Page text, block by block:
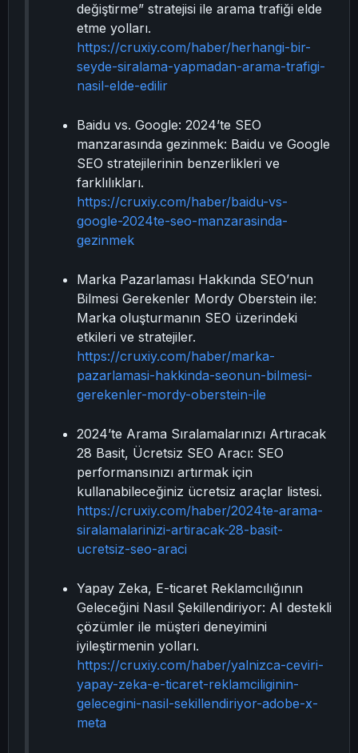
değiştirme” stratejisi ile arama trafiği elde
etme yolları.
https://cruxiy.com/haber/herhangi-bir-
seyde-siralama-yapmadan-arama-trafigi-
nasil-elde-edilir
Baidu vs. Google: 2024’te SEO
manzarasında gezinmek: Baidu ve Google
SEO stratejilerinin benzerlikleri ve
farklılıkları.
https://cruxiy.com/haber/baidu-vs-
google-2024te-seo-manzarasinda-
gezinmek
Marka Pazarlaması Hakkında SEO’nun
Bilmesi Gerekenler Mordy Oberstein ile:
Marka oluşturmanın SEO üzerindeki
etkileri ve stratejiler.
https://cruxiy.com/haber/marka-
pazarlamasi-hakkinda-seonun-bilmesi-
gerekenler-mordy-oberstein-ile
2024’te Arama Sıralamalarınızı Artıracak
28 Basit, Ücretsiz SEO Aracı: SEO
performansınızı artırmak için
kullanabileceğiniz ücretsiz araçlar listesi.
https://cruxiy.com/haber/2024te-arama-
siralamalarinizi-artiracak-28-basit-
ucretsiz-seo-araci
Yapay Zeka, E-ticaret Reklamcılığının
Geleceğini Nasıl Şekillendiriyor: AI destekli
çözümler ile müşteri deneyimini
iyileştirmenin yolları.
https://cruxiy.com/haber/yalnizca-ceviri-
yapay-zeka-e-ticaret-reklamciliginin-
gelecegini-nasil-sekillendiriyor-adobe-x-
meta